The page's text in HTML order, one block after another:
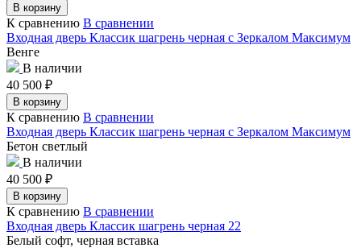
В корзину
К сравнению В сравнении
Входная дверь Классик шагрень черная с Зеркалом Максимум
Венге
В наличии
40 500 ₽
В корзину
К сравнению В сравнении
Входная дверь Классик шагрень черная с Зеркалом Максимум
Бетон светлый
В наличии
40 500 ₽
В корзину
К сравнению В сравнении
Входная дверь Классик шагрень черная 22
Белый софт, черная вставка